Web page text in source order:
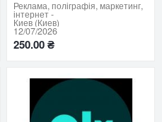
Реклама, поліграфія, маркетинг,
інтернет-
Киев (Киев)
12/07/2026
250.00 ₴